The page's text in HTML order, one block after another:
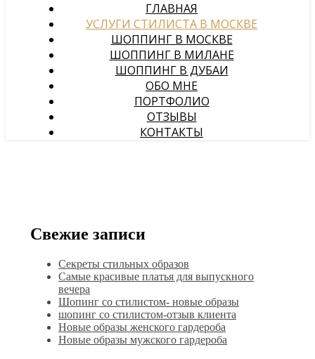
ГЛАВНАЯ
УСЛУГИ СТИЛИСТА В МОСКВЕ
ШОППИНГ В МОСКВЕ
ШОППИНГ В МИЛАНЕ
ШОППИНГ В ДУБАИ
ОБО МНЕ
ПОРТФОЛИО
ОТЗЫВЫ
КОНТАКТЫ
Свежие записи
Секреты стильных образов
Самые красивые платья для выпускного
вечера
Шопинг со стилистом- новые образы
шопинг со стилистом-отзыв клиента
Новые образы женского гардероба
Новые образы мужского гардероба